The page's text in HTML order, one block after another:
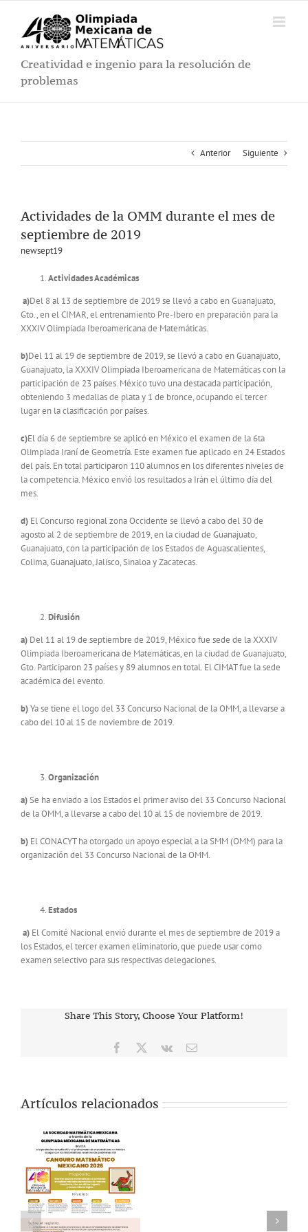
contenido
Creatividad e ingenio para la resolución de
problemas
Anterior Siguiente
Actividades de la OMM durante el mes de
septiembre de 2019
newsept19
Actividades Académicas
a)Del 8 al 13 de septiembre de 2019 se llevó a cabo en Guanajuato,
Gto., en el CIMAR, el entrenamiento Pre-Ibero en preparación para la
XXXIV Olimpiada Iberoamericana de Matemáticas.
b)Del 11 al 19 de septiembre de 2019, se llevó a cabo en Guanajuato,
Guanajuato, la XXXIV Olimpiada Iberoamericana de Matemáticas con la
participación de 23 países. México tuvo una destacada participación,
obteniendo 3 medallas de plata y 1 de bronce, ocupando el tercer
lugar en la clasificación por países.
c)El día 6 de septiembre se aplicó en México el examen de la 6ta
Olimpiada Iraní de Geometría. Este examen fue aplicado en 24 Estados
del país. En total participaron 110 alumnos en los diferentes niveles de
la competencia. México envió los resultados a Irán el último día del
mes.
d) El Concurso regional zona Occidente se llevó a cabo del 30 de
agosto al 2 de septiembre de 2019, en la ciudad de Guanajuato,
Guanajuato, con la participación de los Estados de Aguascalientes,
Colima, Guanajuato, Jalisco, Sinaloa y Zacatecas.
Difusión
a) Del 11 al 19 de septiembre de 2019, México fue sede de la XXXIV
Olimpiada Iberoamericana de Matemáticas, en la ciudad de Guanajuato,
Gto. Participaron 23 países y 89 alumnos en total. El CIMAT fue la sede
académica del evento.
b)Ya se tiene el logo del 33 Concurso Nacional de la OMM, a llevarse a
cabo del 10 al 15 de noviembre de 2019.
Organización
a)Se ha enviado a los Estados el primer aviso del 33 Concurso Nacional
de la OMM, a llevarse a cabo del 10 al 15 de noviembre de 2019.
b) El CONACYT ha otorgado un apoyo especial a la SMM (OMM) para la
organización del 33 Concurso Nacional de la OMM.
Estados
a) El Comité Nacional envió durante el mes de septiembre de 2019 a
los Estados, el tercer examen eliminatorio, que puede usar como
examen selectivo para sus respectivas delegaciones.
Share This Story, Choose Your Platform!
Facebook Vk
Correo
Artículos relacionados